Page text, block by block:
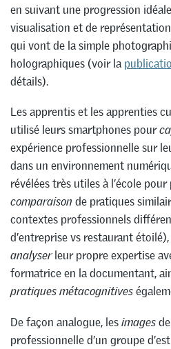
en suivant une progression
visualisation et de
qui vont de la simple
holographiques (voir la
détails).
Les apprentis et les apprenties
utilisé leurs smartphones pour
expérience professionnelle sur
dans un environnement
révélées très utiles à l’école
comparaison de pratiques
contextes professionnels
d’entreprise vs restaurant
analyserleur propre expertise
formatrice en la documentant,
pratiques métacognitives
De façon analogue, lesimages
professionnelle d’un groupe